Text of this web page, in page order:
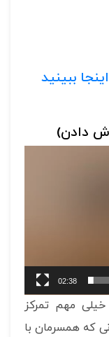
ببینید
02:38
مهم تمرکز
که همسرمان با